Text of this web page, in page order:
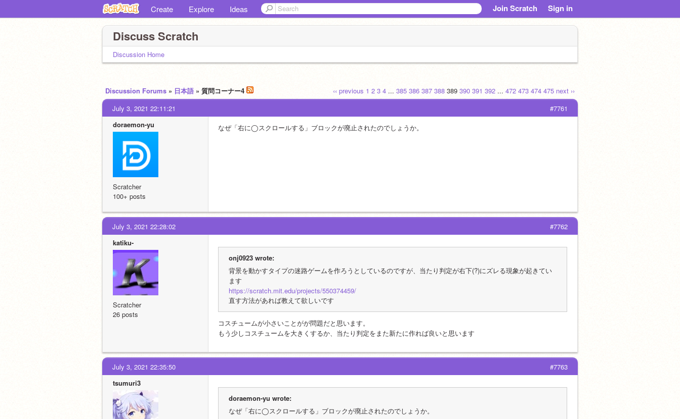
Create Explore Ideas Join Scratch Sign in
Discuss Scratch
Discussion Home
‹‹ previous 1 2 3 4 ... 385 386 387 388 389 390 391 392 ... 472 473 474 475 next ››
Discussion Forums » 日本語 » 質問コーナー4
#7761
July 3, 2021 22:11:21
doraemon-yu
Scratcher
100+ posts
なぜ「右に◯スクロールする」ブロックが廃止されたのでしょうか。
#7762
July 3, 2021 22:28:02
katiku-
Scratcher
26 posts
onj0923 wrote:
背景を動かすタイプの迷路ゲームを作ろうとしているのですが、当たり判定が右下(?)にズレる現象が起きてい
ます
https://scratch.mit.edu/projects/550374459/
直す方法があれば教えて欲しいです
コスチュームが小さいことがが問題だと思います。
もう少しコスチュームを大きくするか、当たり判定をまた新たに作れば良いと思います
#7763
July 3, 2021 22:35:50
tsumuri3
doraemon-yu wrote:
なぜ「右に◯スクロールする」ブロックが廃止されたのでしょうか。